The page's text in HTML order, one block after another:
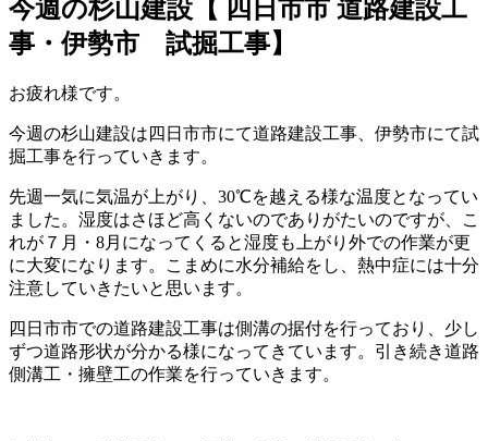
今週の杉山建設【 四日市市 道路建設工
事・伊勢市 試掘工事】
お疲れ様です。
今週の杉山建設は四日市市にて道路建設工事、伊勢市にて試
掘工事を行っていきます。
先週一気に気温が上がり、30℃を越える様な温度となってい
ました。湿度はさほど高くないのでありがたいのですが、こ
れが７月・8月になってくると湿度も上がり外での作業が更
に大変になります。こまめに水分補給をし、熱中症には十分
注意していきたいと思います。
四日市市での道路建設工事は側溝の据付を行っており、少し
ずつ道路形状が分かる様になってきています。引き続き道路
側溝工・擁壁工の作業を行っていきます。